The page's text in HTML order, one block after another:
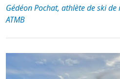
Gédéon Pochat, athlète de ski
ATMB